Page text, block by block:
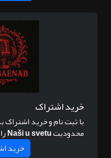
خرید اشتراک
با ثبت نام و خرید اشتراک
محدودیتNaši u svetu
خرید